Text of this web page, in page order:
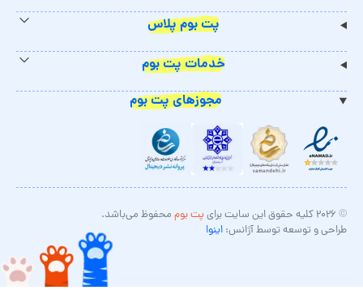
پت بوم پلاس
خدمات پت بوم
مجوزهای پت بوم
© ۲۰۲۶ کلیه حقوق این سایت برای پت بوم محفوظ می‌باشد.
طراحی و توسعه توسط آژانس: اینوا